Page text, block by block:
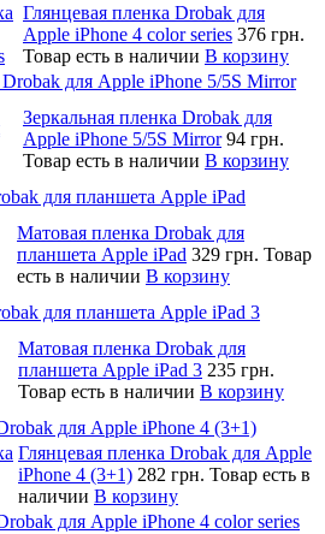
Глянцевая пленка Drobak для
Apple iPhone 4 color series 376 грн.
Товар есть в наличии В корзину
Drobak для Apple iPhone 5/5S Mirror
Зеркальная пленка Drobak для
Apple iPhone 5/5S Mirror 94 грн.
Товар есть в наличии В корзину
для планшета Apple iPad
Матовая пленка Drobak для
планшета Apple iPad 329 грн. Товар
есть в наличии В корзину
для планшета Apple iPad 3
Матовая пленка Drobak для
планшета Apple iPad 3 235 грн.
Товар есть в наличии В корзину
для Apple iPhone 4 (3+1)
Глянцевая пленка Drobak для Apple
iPhone 4 (3+1) 282 грн. Товар есть в
наличии В корзину
для Apple iPhone 4 color series